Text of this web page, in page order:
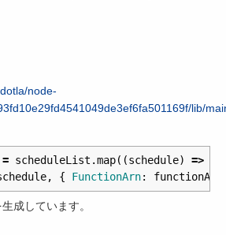
node-
lib/
= scheduleList .map((schedule)
=>
, { FunctionArn: functionArn
成しています。